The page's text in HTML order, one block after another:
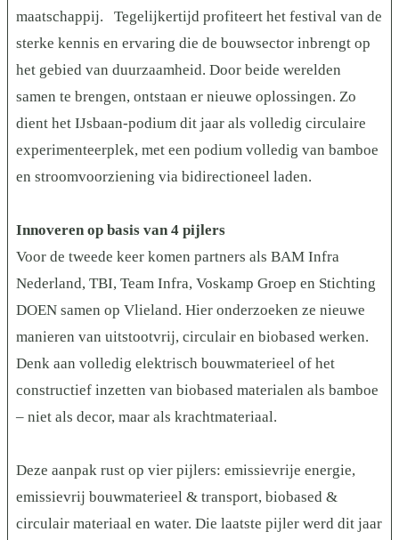
maatschappij. Tegelijkertijd profiteert het festival van de
sterke kennis en ervaring die de bouwsector inbrengt op
het gebied van duurzaamheid. Door beide werelden
samen te brengen, ontstaan er nieuwe oplossingen. Zo
dient het IJsbaan-podium dit jaar als volledig circulaire
experimenteerplek, met een podium volledig van bamboe
en stroomvoorziening via bidirectioneel laden.
Innoveren op basis van 4 pijlers
Voor de tweede keer komen partners als BAM Infra
Nederland, TBI, Team Infra, Voskamp Groep en Stichting
DOEN samen op Vlieland. Hier onderzoeken ze nieuwe
manieren van uitstootvrij, circulair en biobased werken.
Denk aan volledig elektrisch bouwmaterieel of het
constructief inzetten van biobased materialen als bamboe
– niet als decor, maar als krachtmateriaal.
Deze aanpak rust op vier pijlers: emissievrije energie,
emissievrij bouwmaterieel & transport, biobased &
circulair materiaal en water. Die laatste pijler werd dit jaar